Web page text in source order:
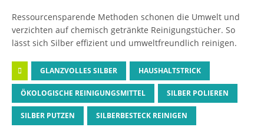
Ressourcensparende Methoden schonen die Umwelt und
verzichten auf chemisch getränkte Reinigungstücher. So
lässt sich Silber effizient und umweltfreundlich reinigen.
GLANZVOLLES SILBER HAUSHALTSTRICK
ÖKOLOGISCHE REINIGUNGSMITTEL SILBER POLIEREN
SILBER PUTZEN SILBERBESTECK REINIGEN